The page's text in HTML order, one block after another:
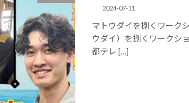
2024-07-11
マトウダイを捌くワーク
ウダイ）を捌くワークシ
都テレ […]